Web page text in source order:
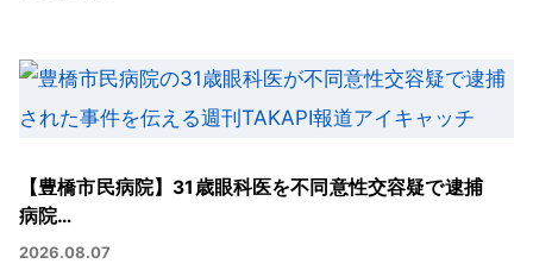
【豊橋市民病院】31歳眼科医を不同意性交容疑で逮捕
病院…
2026.08.07